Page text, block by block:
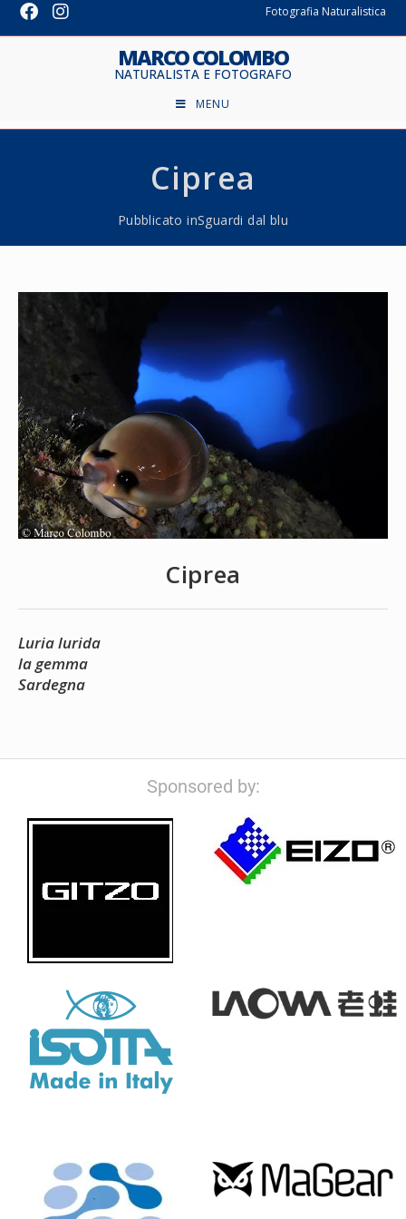
Fotografia Naturalistica
MARCO COLOMBO
NATURALISTA E FOTOGRAFO
MENU
Ciprea
Pubblicato inSguardi dal blu
Ciprea
Luria lurida
la gemma
Sardegna
Sponsored by: